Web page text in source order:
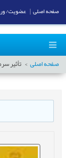
صفحه اصلی تأثیر
صفحه اصلی عضویت/